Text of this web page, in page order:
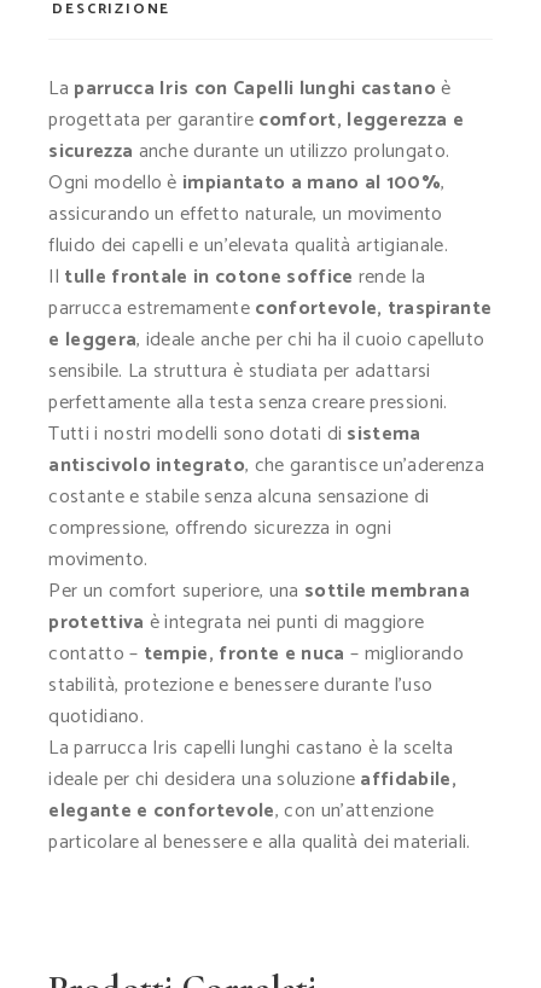
DESCRIZIONE
La parrucca Iris con Capelli lunghi castanoè
progettata per garantirecomfort, leggerezza e
sicurezza anche durante un utilizzo prolungato.
Ogni modello è impiantato a mano al 100%,
assicurando un effetto naturale, un movimento
fluido dei capelli e un’elevata qualità artigianale.
Il tulle frontale in cotone soffice rende la
parrucca estremamenteconfortevole, traspirante
e leggera, ideale anche per chi ha il cuoio capelluto
sensibile. La struttura è studiata per adattarsi
perfettamente alla testa senza creare pressioni.
Tutti i nostri modelli sono dotati di sistema
antiscivolo integrato, che garantisce un’aderenza
costante e stabile senza alcuna sensazione di
compressione, offrendo sicurezza in ogni
movimento.
Per un comfort superiore, una sottile membrana
protettiva è integrata nei punti di maggiore
contatto – tempie, fronte e nuca – migliorando
stabilità, protezione e benessere durante l’uso
quotidiano.
La parrucca Iris capelli lunghi castano è la scelta
ideale per chi desidera una soluzioneaffidabile,
elegante e confortevole, con un’attenzione
particolare al benessere e alla qualità dei materiali.